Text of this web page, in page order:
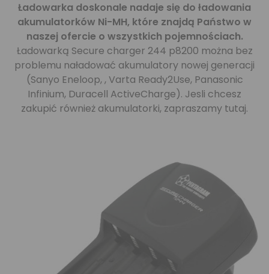
Ładowarka doskonale nadaje się do ładowania
akumulatorków Ni-MH, które znajdą Państwo w
naszej ofercie o wszystkich pojemnościach.
Ładowarką Secure charger 244 p8200 można bez
problemu naładować akumulatory nowej generacji
(Sanyo Eneloop, , Varta Ready2Use, Panasonic
Infinium, Duracell ActiveCharge). Jesli chcesz
zakupić również akumulatorki, zapraszamy tutaj.